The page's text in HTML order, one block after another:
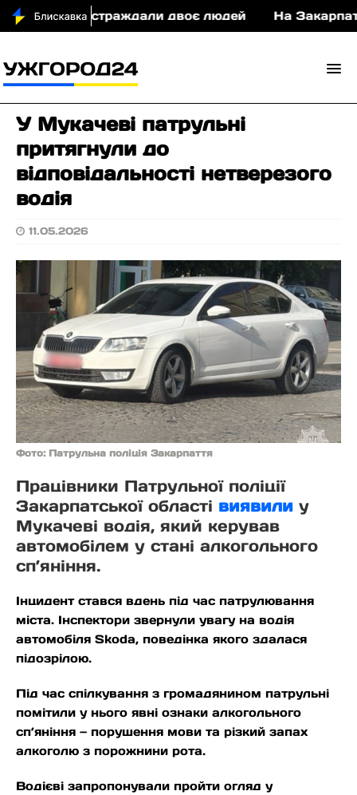
у ДТП постраждали двоє людей На Закарпатті
У Мукачеві патрульні
притягнули до
відповідальності нетверезого
водія
11.05.2026
Фото: Патрульна поліція Закарпаття
Працівники Патрульної поліції
Закарпатської області виявили у
Мукачеві водія, який керував
автомобілем у стані алкогольного
сп’яніння.
Інцидент стався вдень під час патрулювання
міста. Інспектори звернули увагу на водія
автомобіля Skoda, поведінка якого здалася
підозрілою.
Під час спілкування з громадянином патрульні
помітили у нього явні ознаки алкогольного
сп’яніння — порушення мови та різкий запах
алкоголю з порожнини рота.
Водієві запропонували пройти огляд у